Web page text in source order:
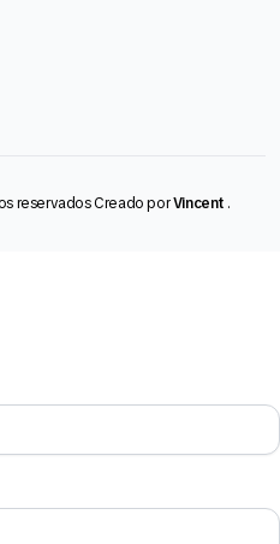
reservados Creado porVincent .